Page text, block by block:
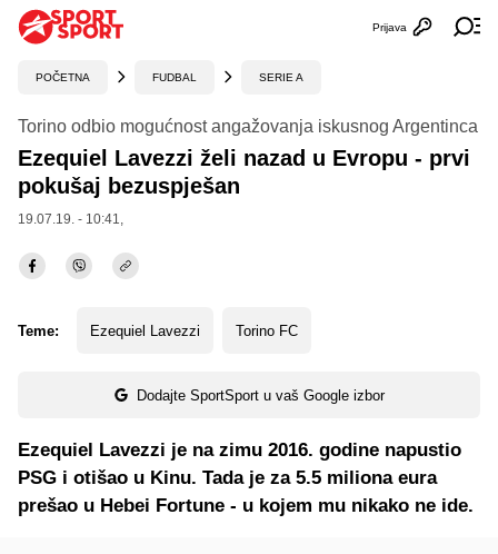
Otvori
Prijava
POČETNA FUDBAL SERIE A
Torino odbio mogućnost angažovanja iskusnog Argentinca
Ezequiel Lavezzi želi nazad u Evropu - prvi
pokušaj bezuspješan
19.07.19. - 10:41,
Teme: Ezequiel Lavezzi Torino FC
Dodajte SportSport u vaš Google izbor
Ezequiel Lavezzi je na zimu 2016. godine napustio
PSG i otišao u Kinu. Tada je za 5.5 miliona eura
prešao u Hebei Fortune - u kojem mu nikako ne ide.